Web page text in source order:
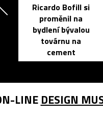
Ricardo Bofill si
proměnil na
bydlení bývalou
továrnu na
cement
LINE DESIGN